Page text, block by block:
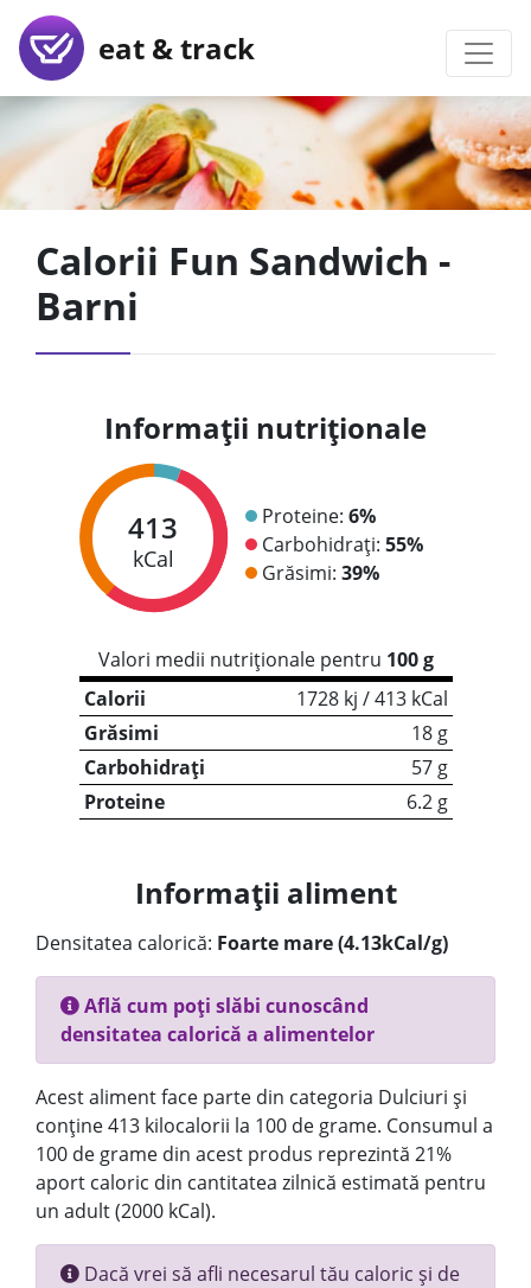
eat & track
Calorii Fun Sandwich -
Barni
Informații nutriționale
413
kCal
Proteine: 6%
Carbohidrați: 55%
Grăsimi: 39%
Valori medii nutriționale pentru 100 g
Calorii
1728 kj / 413 kCal
Grăsimi
18 g
Carbohidrați
57 g
Proteine
6.2 g
Informații aliment
Densitatea calorică: Foarte mare (4.13kCal/g)
Află cum poți slăbi cunoscând
densitatea calorică a alimentelor
Acest aliment face parte din categoria Dulciuri și
conține 413 kilocalorii la 100 de grame. Consumul a
100 de grame din acest produs reprezintă 21%
aport caloric din cantitatea zilnică estimată pentru
un adult (2000 kCal).
Dacă vrei să afli necesarul tău caloric și de